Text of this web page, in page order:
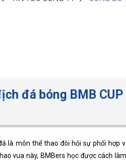
đá bóng BMB
là môn thể thao đòi hỏi sự phối hợp
vua này, BMBers học được cách